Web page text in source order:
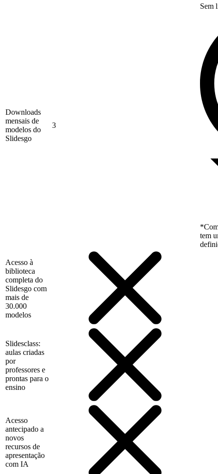
Downloads
mensais de
modelos do
Slidesgo
3
Sem
tem
Acesso à
biblioteca
completa do
Slidesgo com
mais de
30.000
modelos
Slidesclass:
aulas criadas
por
professores e
prontas para o
ensino
Acesso
antecipado a
novos
recursos de
apresentação
com IA